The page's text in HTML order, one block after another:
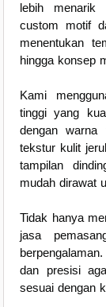
lebih menarik
custom motif
menentukan
hingga konsep
Kami
tinggi yang
dengan warna
tekstur kulit
tampilan
mudah dirawat
Tidak hanya
jasa
dan presisi
sesuai dengan